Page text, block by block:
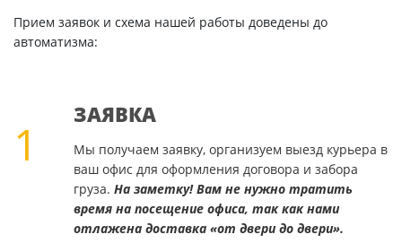
Прием заявок и схема нашей работы доведены до
автоматизма:
1
ЗАЯВКА
Мы получаем заявку, организуем выезд курьера в
ваш офис для оформления договора и забора
груза. На заметку! Вам не нужно тратить
время на посещение офиса, так как нами
отлажена доставка «от двери до двери».